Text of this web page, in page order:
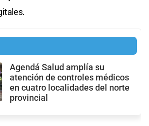
Agendá Salud amplía su
atención de controles médicos
en cuatro localidades del norte
provincial